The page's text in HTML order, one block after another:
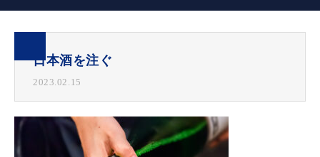
日本酒を注ぐ
2023.02.15